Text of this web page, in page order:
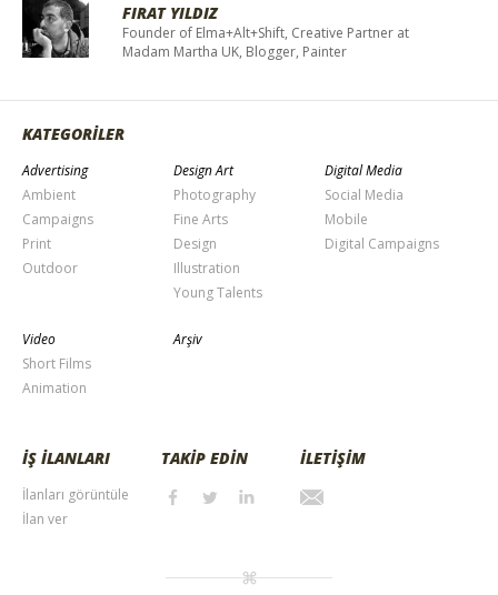
FIRAT YILDIZ
Founder of Elma+Alt+Shift, Creative Partner at
Madam Martha UK, Blogger, Painter
KATEGORİLER
Advertising
Ambient
Campaigns
Print
Outdoor
Design Art
Photography
Fine Arts
Design
Illustration
Young Talents
Digital Media
Social Media
Mobile
Digital Campaigns
Video
Short Films
Animation
Arşiv
İŞ İLANLARI
İlanları görüntüle
İlan ver
TAKİP EDİN İLETİŞİM